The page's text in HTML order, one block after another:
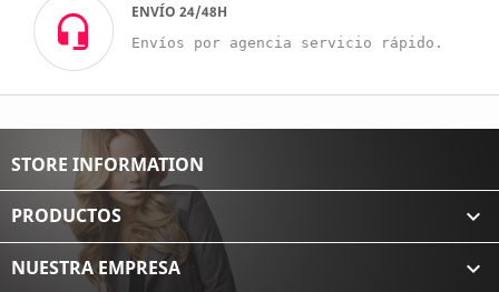
ENVÍO 24/48H
Envíos por agencia servicio rápido.
STORE INFORMATION
PRODUCTOS 
NUESTRA EMPRESA 